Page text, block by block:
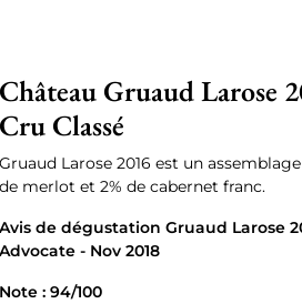
Château Gruaud Larose
Cru Classé
Gruaud Larose 2016 est un
de merlot et 2% de cabernet franc.
Avis de dégustation Gruaud Larose
Advocate - Nov 2018
Note : 94/100